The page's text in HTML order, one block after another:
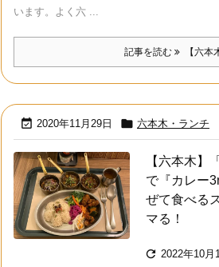
います。よく六 ...
記事を読む 【六本
 2020年11月29日  六本木・ランチ
【六本木】
で『カレー
ぜて食べる
マる！
 2022年10月